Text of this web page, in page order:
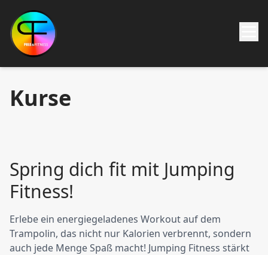
Kurse
Spring dich fit mit Jumping
Fitness!
Erlebe ein energiegeladenes Workout auf dem
Trampolin, das nicht nur Kalorien verbrennt, sondern
auch jede Menge Spaß macht! Jumping Fitness stärkt